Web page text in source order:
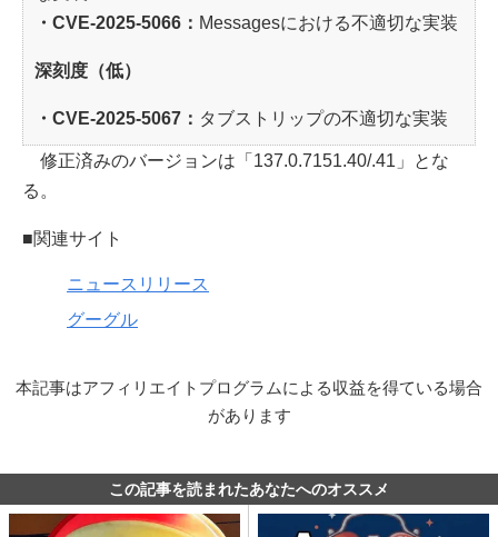
・CVE-2025-5066： Messagesにおける不適切な実装
深刻度（低）
・CVE-2025-5067： タブストリップの不適切な実装
修正済みのバージョンは「137.0.7151.40/.41」とな
る。
■関連サイト
ニュースリリース
グーグル
本記事はアフィリエイトプログラムによる収益を得ている場合
があります
この記事を読まれたあなたへのオススメ